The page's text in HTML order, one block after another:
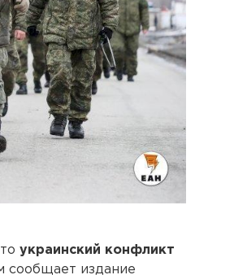
украинский конфликт
сообщает издание